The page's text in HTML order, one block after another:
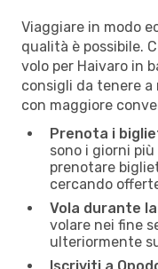
Viaggiare in modo
qualità è possibile.
volo per Haivaro in
consigli da tenere a
con maggiore
Prenota i
sono i giorni
prenotare
cercando
Vola durante
volare nei fine
ulteriormente